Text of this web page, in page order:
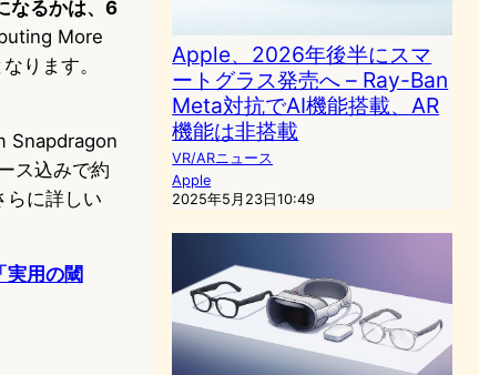
なるかは、6
More
ります。
Snapdragon
ス込みで約
らに詳しい
用の閾
Apple、2026年後半にスマ
ートグラス発売へ – Ray-Ban
Meta対抗でAI機能搭載、AR
機能は非搭載
VR/ARニュース
Apple
2025年5月23日10:49